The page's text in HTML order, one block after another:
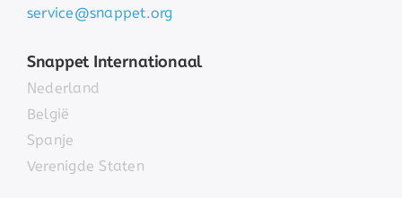
service@snappet.org
Snappet Internationaal
Nederland
België
Spanje
Verenigde Staten